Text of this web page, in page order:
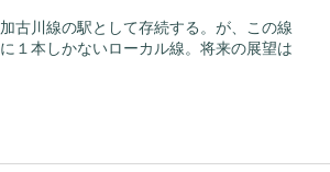
古川線の駅として存続する。が、この線
１本しかないローカル線。将来の展望は